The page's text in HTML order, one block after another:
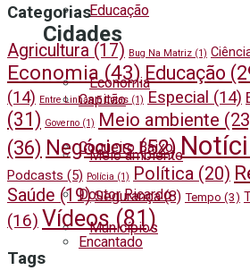
Educação
Economia
Meio ambiente
Municípios
Cidades
Capitão
Coqueiro Baixo
Doutor Ricardo
Encantado
Categorias
Agricultura (17) Bug Na Matriz (1)
Economia (43) Educação
(14) Entre Linhas E Lutas (1) Especial (14)
(31) Governo (1) Meio ambiente
(36) Negócios(52)
Podcasts (5) Polícia (1) Política (20)
Saúde (19) Segurança(8) Tempo (3)
(16) Vídeos(81)
Tags